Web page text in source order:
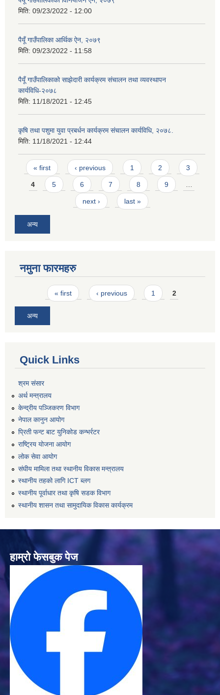
मिति: 09/23/2022 - 12:00
पैयूँ गाउँपालिका आर्थिक ऐन, २०७९
मिति: 09/23/2022 - 11:58
पैयूँ गाउँपालिकाको साझेदारी कार्यक्रम संचालन तथा व्यवस्थापन
कार्यविधि-२०७८
मिति: 11/18/2021 - 12:45
कृषि तथा पशुमा युवा प्रबर्धन कार्यक्रम संचालन कार्यविधि, २०७८.
मिति: 11/18/2021 - 12:44
Pages
« first ‹ previous 1 2 3
4 5 6 7 8 9 …
next › last »
अन्य
नमुना फारमहरु
Pages« first ‹ previous 1 2
अन्य
Quick Links
श्रम संसार
अर्थ मन्त्रालय
केन्द्रीय पञ्जिकरण विभाग
नेपाल कानुन आयोग
प्रिती फन्ट बाट युनिकोड कन्भर्रटर
राष्ट्रिय योजना आयोग
लोक सेवा आयोग
संघीय मामिला तथा स्थानीय विकास मन्त्रालय
स्थानीय तहको लागि ICT ब्लग
स्थानीय पूर्वाधार तथा कृषि सडक विभाग
स्थानीय शासन तथा सामुदायिक विकास कार्यक्रम
हाम्रो फेसबुक पेज